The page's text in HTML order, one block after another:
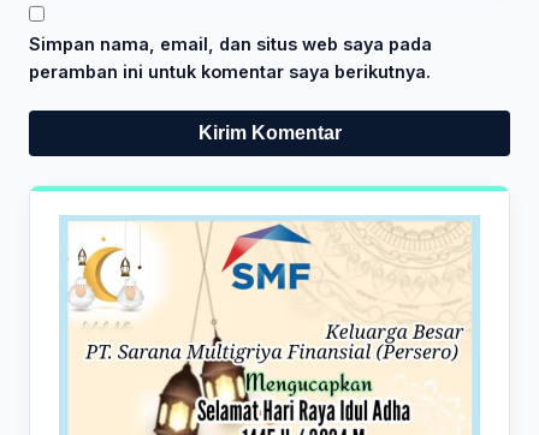
Simpan nama, email, dan situs web saya pada
peramban ini untuk komentar saya berikutnya.